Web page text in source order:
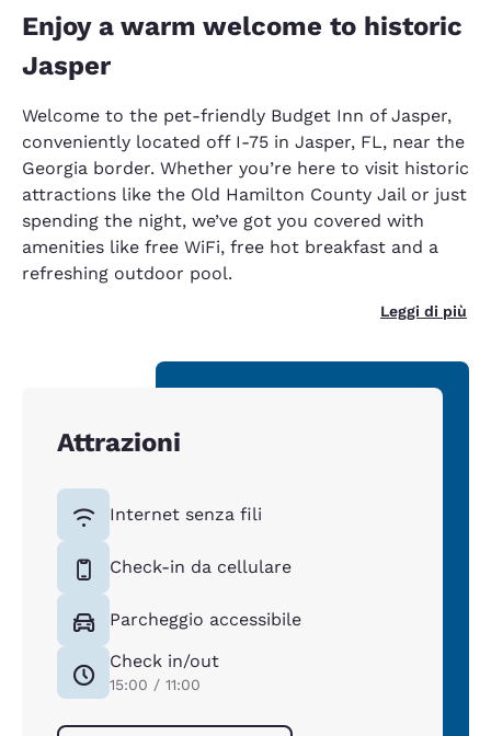
Enjoy a warm welcome to historic
Jasper
Welcome to the pet-friendly Budget Inn of Jasper,
conveniently located off I-75 in Jasper, FL, near the
Georgia border. Whether you’re here to visit historic
attractions like the Old Hamilton County Jail or just
spending the night, we’ve got you covered with
amenities like free WiFi, free hot breakfast and a
refreshing outdoor pool.
Leggi di più
Attrazioni
Internet senza fili
Check-in da cellulare
Parcheggio accessibile
Check in/out
15:00 / 11:00